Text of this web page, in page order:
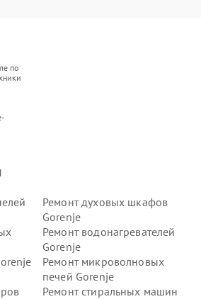
по
Ремонт духовых шкафов
Gorenje
Ремонт водонагревателей
Gorenje
Ремонт микроволновых
печей Gorenje
Ремонт стиральных машин